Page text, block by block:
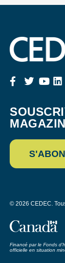
© 2026 CEDEC.
Financé par le Fonds
officielle en situation